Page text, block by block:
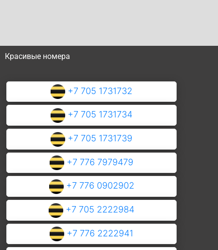
Красивые номера
+7 705 1731732
+7 705 1731734
+7 705 1731739
+7 776 7979479
+7 776 0902902
+7 705 2222984
+7 776 2222941